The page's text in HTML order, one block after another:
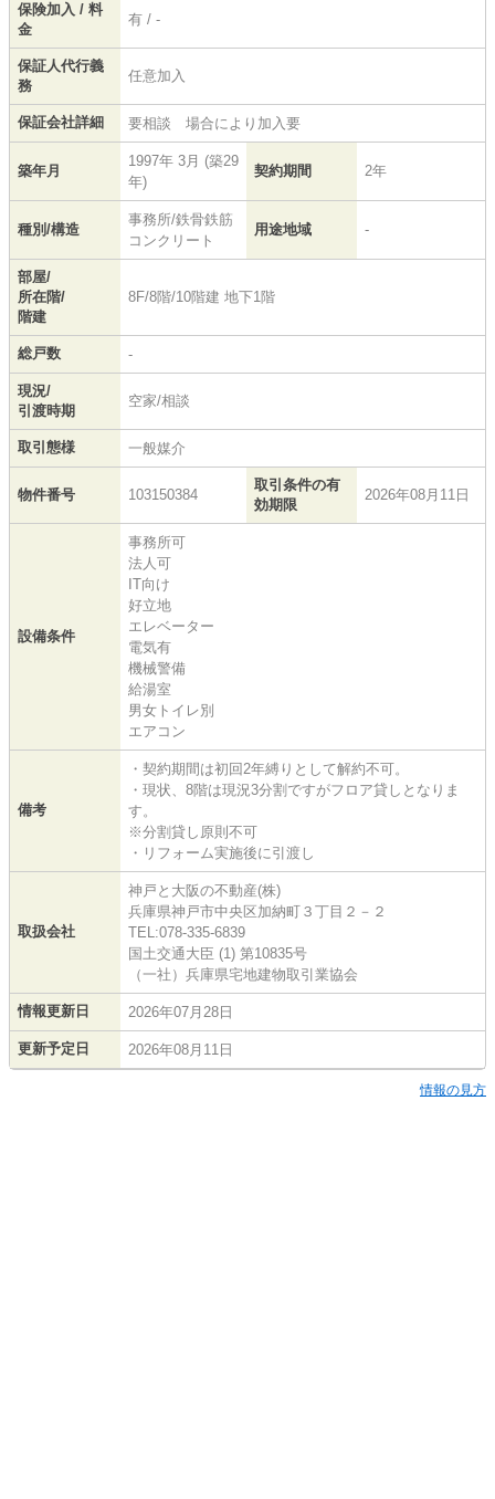
保険加入 / 料
金
有 / -
保証人代行義
務
任意加入
保証会社詳細 要相談 場合により加入要
築年月
1997年 3月 (築29
年)
契約期間 2年
種別/構造
事務所/鉄骨鉄筋
コンクリート
用途地域 -
部屋/
所在階/
階建
8F/8階/10階建 地下1階
総戸数 -
現況/
引渡時期
空家/相談
取引態様 一般媒介
物件番号 103150384
取引条件の有
効期限
2026年08月11日
設備条件
事務所可
法人可
IT向け
好立地
エレベーター
電気有
機械警備
給湯室
男女トイレ別
エアコン
備考
・契約期間は初回2年縛りとして解約不可。
・現状、8階は現況3分割ですがフロア貸しとなりま
す。
※分割貸し原則不可
・リフォーム実施後に引渡し
取扱会社
神戸と大阪の不動産(株)
兵庫県神戸市中央区加納町３丁目２－２
TEL:078-335-6839
国土交通大臣 (1) 第10835号
（一社）兵庫県宅地建物取引業協会
情報更新日 2026年07月28日
更新予定日 2026年08月11日
情報の見方